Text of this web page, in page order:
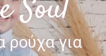
Soul
ρούχα για